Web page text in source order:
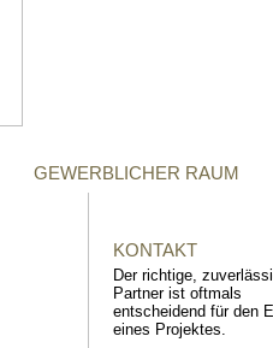
GEWERBLICHER RAUM
KONTAKT
Der richtige,
Partner ist oftmals
entscheidend für den
eines Projektes.